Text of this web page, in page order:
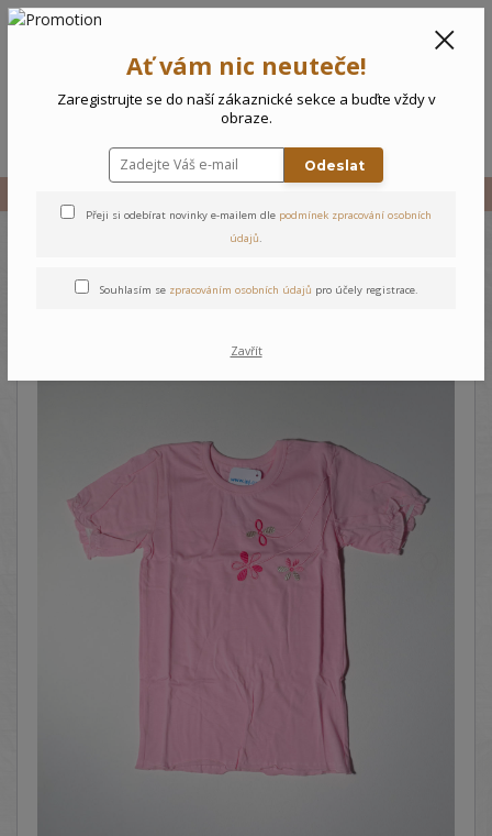
Dětské triko Květiny
Ať vám nic neuteče!
Zaregistrujte se do naší zákaznické sekce a buďte vždy v
obraze.
Odeslat
Přeji si odebírat novinky e-mailem dle podmínek zpracování osobních
údajů.
Souhlasím se zpracováním osobních údajů pro účely registrace.
Zavřít